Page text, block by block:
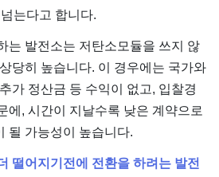
는다고 합니다.
는 발전소는 저탄소모듈을 쓰지 않
당히 높습니다. 이 경우에는 국가와
가 정산금 등 수익이 없고, 입찰경
에, 시간이 지날수록 낮은 계약으로
될 가능성이 높습니다.
떨어지기전에 전환을 하려는 발전